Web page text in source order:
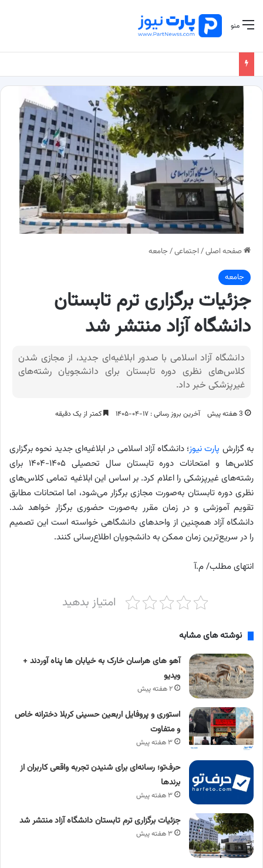
منو
صفحه اصلی/ اجتماعی/ جامعه
جامعه
جزئیات برگزاری ترم تابستان
دانشگاه آزاد منتشر شد
دانشگاه آزاد اسلامی با صدور ابلاغیه‌ای جدید، از مجازی شدن
کلاس‌های نظری دوره تابستان برای دانشجویان رشته‌های
غیرپزشکی خبر داد.
3 هفته پیش آخرین بروز رسانی : ۱۷-۰۴-۱۴۰۵ کمتر از یک دقیقه
به گزارش پارت نیوز؛ دانشگاه آزاد اسلامی در ابلاغیه‌ای جدید نحوه برگزاری
کلاس‌ها و امتحانات دوره تابستان سال تحصیلی ۱۴۰۵-۱۴۰۴ برای
رشته‌های غیرپزشکی را اعلام کرد. بر اساس این ابلاغیه تمامی کلاس‌های
نظری دوره تابستان به‌صورت مجازی برگزار می‌شود، اما امتحانات مطابق
تقویم آموزشی و در زمان مقرر به‌صورت حضوری برگزار خواهد شد.
دانشگاه آزاد همچنین از واحدهای دانشگاهی خواسته است این تصمیم
را در سریع‌ترین زمان ممکن به دانشجویان اطلاع‌رسانی کنند.
انتهای مطلب/ م.آ
امتیاز بدهید
نوشته های مشابه
آهو های هراسان خارک به خیابان ها پناه آوردند +
ویدیو
۲ هفته پیش
استوری و پروفایل اربعین حسینی کربلا دخترانه خاص
و متفاوت
۳ هفته پیش
حرف‌تو؛ رسانه‌ای برای شنیدن تجربه واقعی کاربران از
برندها
۳ هفته پیش
جزئیات برگزاری ترم تابستان دانشگاه آزاد منتشر شد
۳ هفته پیش